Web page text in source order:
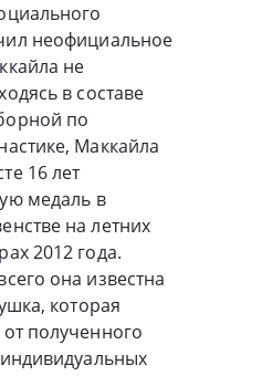
неофициальное
не
в составе
по
Маккайла
16 лет
медаль в
на летних
2012 года.
она известна
которая
полученного